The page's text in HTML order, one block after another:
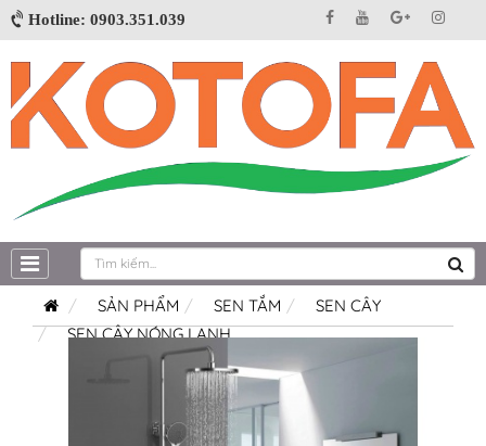
Hotline: 0903.351.039
SẢN PHẨM SEN TẮM
SEN CÂY
SEN CÂY NÓNG LẠNH